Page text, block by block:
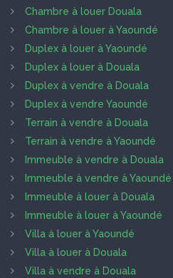
Chambre à louer Douala
Chambre à louer à Yaoundé
Duplex à louer à Yaoundé
Duplex à louer à Douala
Duplex à vendre à Douala
Duplex à vendre Yaoundé
Terrain à vendre à Douala
Terrain à vendre à Yaoundé
Immeuble à vendre à Douala
Immeuble à vendre à Yaoundé
Immeuble à louer à Douala
Immeuble à louer à Yaoundé
Villa à louer à Yaoundé
Villa à louer à Douala
Villa à vendre à Douala